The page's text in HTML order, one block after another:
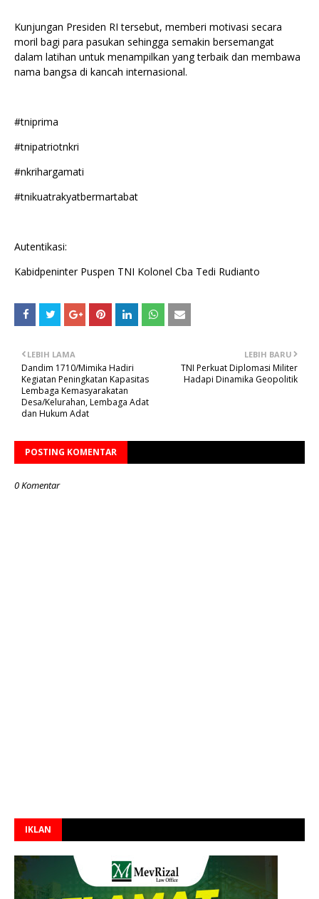
Kunjungan Presiden RI tersebut, memberi motivasi secara
moril bagi para pasukan sehingga semakin bersemangat
dalam latihan untuk menampilkan yang terbaik dan membawa
nama bangsa di kancah internasional.
#tniprima
#tnipatriotnkri
#nkrihargamati
#tnikuatrakyatbermartabat
Autentikasi:
Kabidpeninter Puspen TNI Kolonel Cba Tedi Rudianto
LEBIH BARU
TNI Perkuat Diplomasi Militer
Hadapi Dinamika Geopolitik
LEBIH LAMA
Dandim 1710/Mimika Hadiri
Kegiatan Peningkatan Kapasitas
Lembaga Kemasyarakatan
Desa/Kelurahan, Lembaga Adat
dan Hukum Adat
POSTING KOMENTAR
0 Komentar
IKLAN